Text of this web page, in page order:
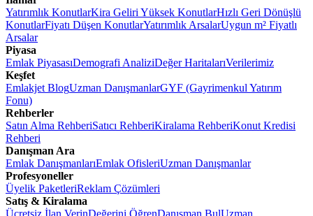
Yatırımlık KonutlarKira Geliri Yüksek KonutlarHızlı Geri Dönüşlü
KonutlarFiyatı Düşen KonutlarYatırımlık ArsalarUygun m² Fiyatlı
Arsalar
Piyasa
Emlak PiyasasıDemografi AnaliziDeğer HaritalarıVerilerimiz
Keşfet
Emlakjet BlogUzman DanışmanlarGYF (Gayrimenkul Yatırım
Fonu)
Rehberler
Satın Alma RehberiSatıcı RehberiKiralama RehberiKonut Kredisi
Rehberi
Danışman Ara
Emlak DanışmanlarıEmlak OfisleriUzman Danışmanlar
Profesyoneller
Üyelik PaketleriReklam Çözümleri
Satış & Kiralama
Ücretsiz İlan VerinDeğerini ÖğrenDanışman BulUzman